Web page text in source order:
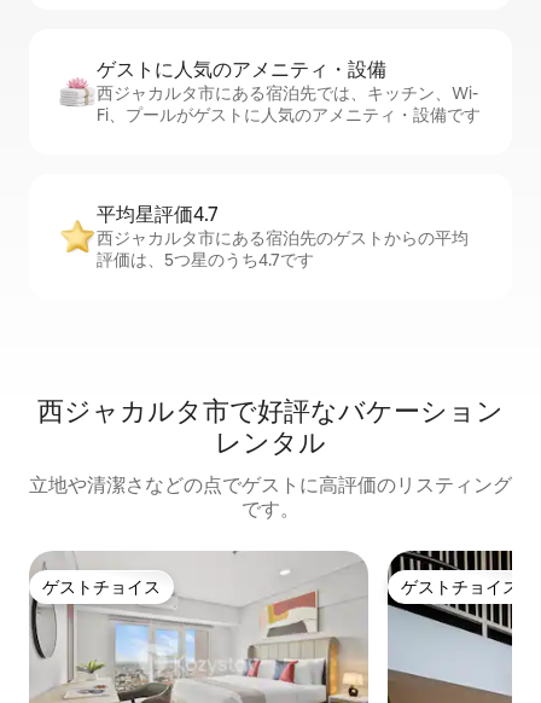
ゲストに人⁠気⁠のア⁠メ⁠ニ⁠テ⁠ィ・設⁠備
西ジャカルタ市にある宿泊先では、キッチン、Wi-
Fi、プールがゲストに人気のアメニティ・設備です
平均星評価4.7
西ジャカルタ市にある宿泊先のゲストからの平均
評価は、5つ星のうち4.7です
西ジャカルタ市で好評なバケーション
レンタル
立地や清潔さなどの点でゲストに高評価のリスティング
です。
ゲストチョイス
ゲストチョイス ゲストチョイス
ゲストチョイス